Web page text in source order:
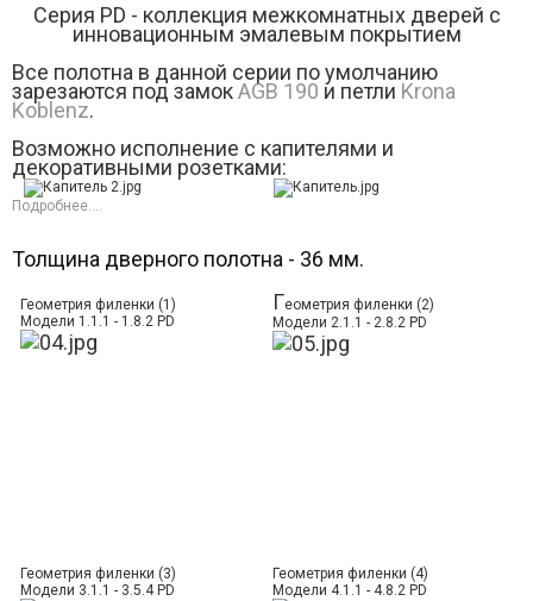
Серия РD - коллекция межкомнатных дверей с
инновационным эмалевым покрытием
Все полотна в данной серии по умолчанию
зарезаются под замокAGB 190 и петли Krona
Koblenz.
Возможно исполнение с капителями и
декоративными розетками:
Подробнее....
Толщина дверного полотна - 36 мм.
Геометрия филенки (1)
Модели 1.1.1 - 1.8.2 PD
Геометрия филенки (2)
Модели 2.1.1 - 2.8.2 PD
Геометрия филенки (3)
Модели 3.1.1 - 3.5.4 PD
Геометрия филенки (4)
Модели 4.1.1 - 4.8.2 PD